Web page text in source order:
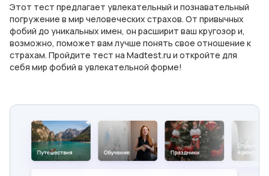
Этот тест предлагает увлекательный и познавательный
погружение в мир человеческих страхов. От привычных
фобий до уникальных имен, он расширит ваш кругозор и,
возможно, поможет вам лучше понять свое отношение к
страхам. Пройдите тест на Madtest.ru и откройте для
себя мир фобий в увлекательной форме!